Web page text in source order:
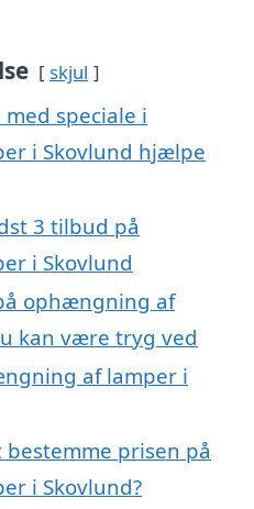
skjul
speciale i
i Skovlund hjælpe
3 tilbud på
i Skovlund
ophængning af
kan være tryg ved
af lamper i
prisen på
i Skovlund?